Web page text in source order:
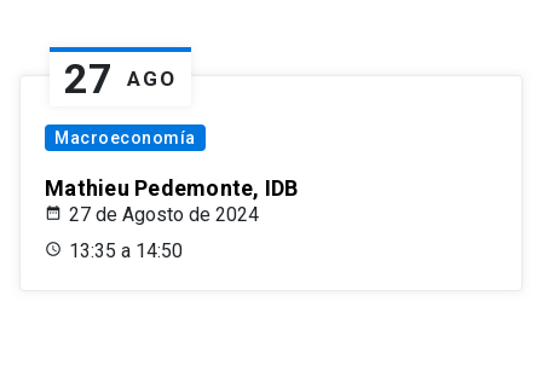
27 AGO
Macroeconomía
Mathieu Pedemonte, IDB
27 de Agosto de 2024
13:35 a 14:50